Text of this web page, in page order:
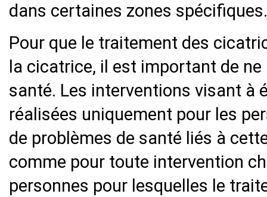
dans certaines zones spécifiques.
Pour que le traitement des
la cicatrice, il est important de
santé. Les interventions visant à
réalisées uniquement pour les
de problèmes de santé liés à
comme pour toute intervention
personnes pour lesquelles le